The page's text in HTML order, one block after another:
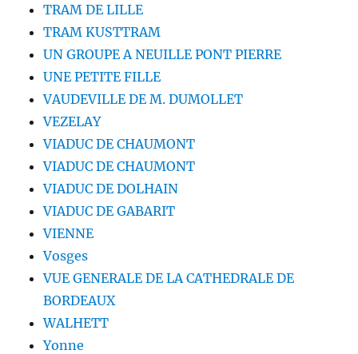
TRAM DE LILLE
TRAM KUSTTRAM
UN GROUPE A NEUILLE PONT PIERRE
UNE PETITE FILLE
VAUDEVILLE DE M. DUMOLLET
VEZELAY
VIADUC DE CHAUMONT
VIADUC DE CHAUMONT
VIADUC DE DOLHAIN
VIADUC DE GABARIT
VIENNE
Vosges
VUE GENERALE DE LA CATHEDRALE DE
BORDEAUX
WALHETT
Yonne